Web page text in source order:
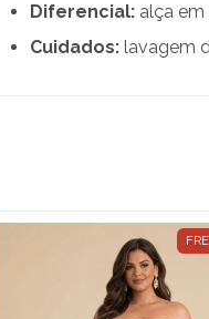
Diferencial: alça
Cuidados: lavagem